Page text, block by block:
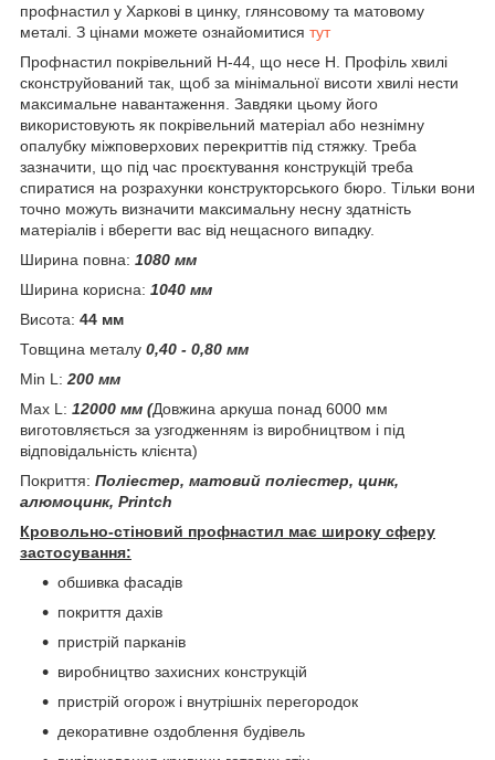
профнастил у Харкові в цинку, глянсовому та матовому
металі. З цінами можете ознайомитися тут
Профнастил покрівельний Н-44, що несе H. Профіль хвилі
сконструйований так, щоб за мінімальної висоти хвилі нести
максимальне навантаження. Завдяки цьому його
використовують як покрівельний матеріал або незнімну
опалубку міжповерхових перекриттів під стяжку. Треба
зазначити, що під час проєктування конструкцій треба
спиратися на розрахунки конструкторського бюро. Тільки вони
точно можуть визначити максимальну несну здатність
матеріалів і вберегти вас від нещасного випадку.
Ширина повна: 1080 мм
Ширина корисна: 1040 мм
Висота: 44 мм
Товщина металу 0,40 - 0,80 мм
Min L: 200 мм
Max L: 12000 мм (Довжина аркуша понад 6000 мм
виготовляється за узгодженням із виробництвом і під
відповідальність клієнта)
Покриття: Поліестер, матовий поліестер, цинк,
алюмоцинк, Printch
Кровольно-стіновий профнастил має широку сферу
застосування:
обшивка фасадів
покриття дахів
пристрій парканів
виробництво захисних конструкцій
пристрій огорож і внутрішніх перегородок
декоративне оздоблення будівель